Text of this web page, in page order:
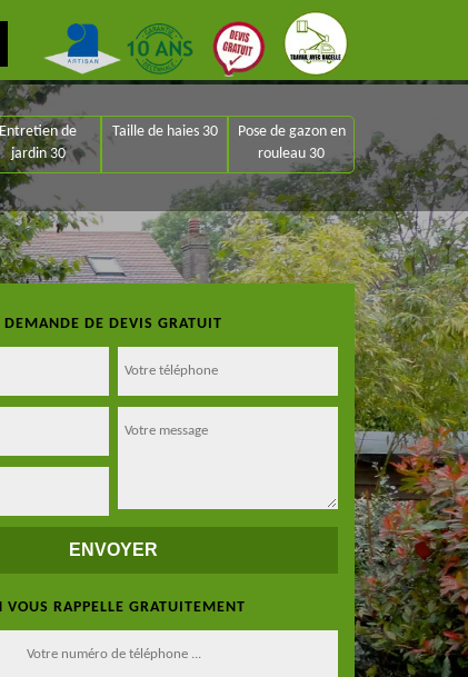
Entretien de
jardin 30
Taille de haies 30
Pose de gazon en
rouleau 30
DEMANDE DE DEVIS GRATUIT
VOUS RAPPELLE GRATUITEMENT